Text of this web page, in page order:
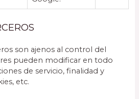
son ajenos al control del
pueden modificar en todo
de servicio, finalidad y
etc.